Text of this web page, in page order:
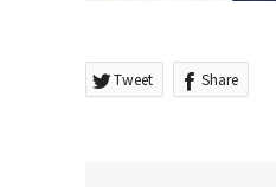
Tweet Share